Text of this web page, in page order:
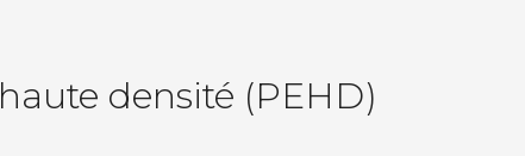
densité (PEHD)